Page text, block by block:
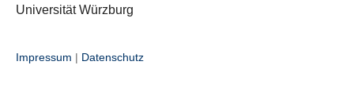
Universität Würzburg
Impressum | Datenschutz